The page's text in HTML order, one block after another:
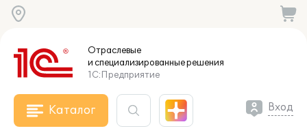
Отраслевые
и специализированныерешения
1С:Предприятие
Каталог Вход